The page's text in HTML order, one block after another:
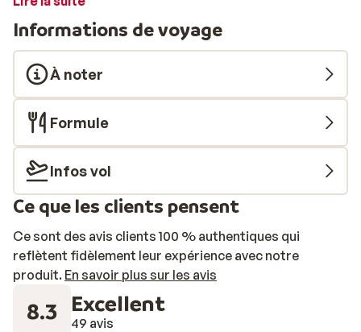
disponibles à la cafeteria. Un délicieux buffet vous
attend tous les jours au restaurant, dont certains jours
à thème. Après le dîner, vous avez la possibilité
d'assister à diverses animations, comme de la musique
live ou un spectacle de danse. Il y a une piscine pour
enfants et une aire de jeux où s'amuser. Si vous partez
en haute saison, le mini club est ouvert où sont
organisés différentes activités et jeux, autour
desquels ils seront ravis de se faire des amis. Ils
pourront également se retrouver au mini-disco. C'est
Informations de voyage
À noter
Formule
Infos vol
Ce que les clients pensent
Ce sont des avis clients 100 % authentiques qui
reflètent fidèlement leur expérience avec notre
produit. En savoir plus sur les avis
8.3 Excellent
49 avis